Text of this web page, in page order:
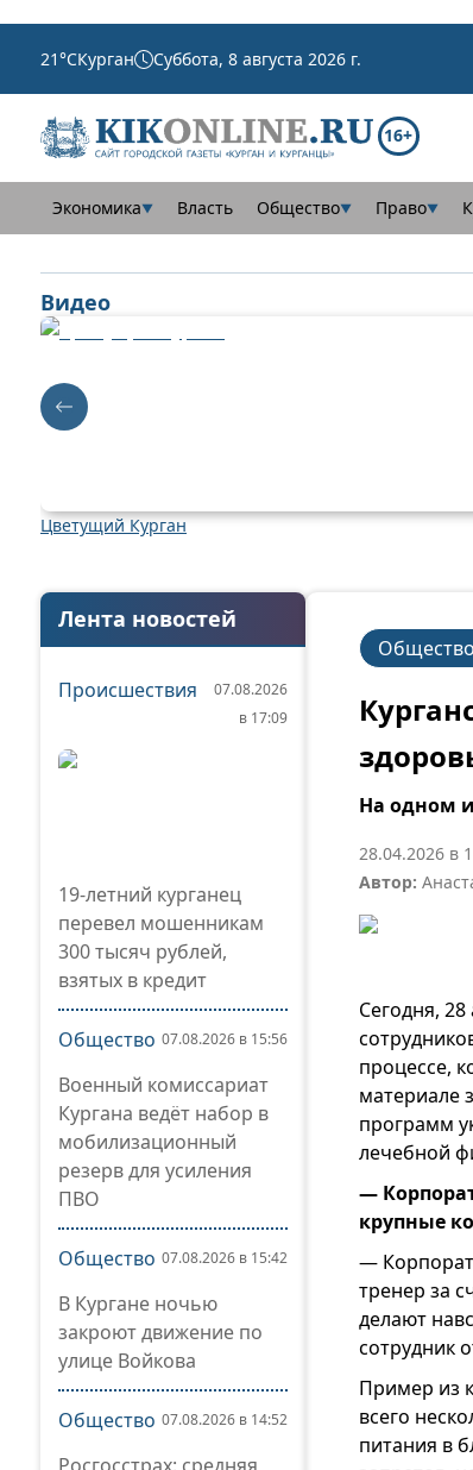
21°CКурган Суббота, 8 августа 2026 г.
16+
Экономика▼ Власть Общество▼ Право▼
Видео
Цветущий Курган
Лента новостей
Происшествия
07.08.2026
в 17:09
19-летний курганец
перевел мошенникам
300 тысяч рублей,
взятых в кредит
Общество 07.08.2026 в 15:56
Военный комиссариат
Кургана ведёт набор в
мобилизационный
резерв для усиления
ПВО
Общество 07.08.2026 в 15:42
В Кургане ночью
закроют движение по
улице Войкова
Общество 07.08.2026 в 14:52
Общество
На одном
28.04.2026 в
Автор:
Сегодня,
процессе,
материале
программ
лечебной
—
крупные
—
тренер за
делают
сотрудник
Пример из
всего
питания в